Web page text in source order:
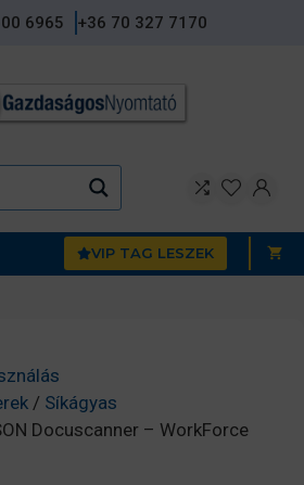
6965 +36 70 327 7170
VIP TAG LESZEK
/ Síkágyas
Docuscanner – WorkForce